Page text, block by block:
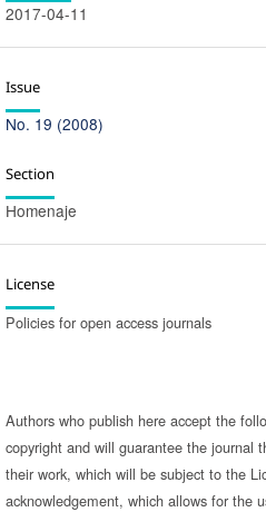
2017-04-11
Issue
No. 19 (2008)
Section
Homenaje
License
Policies for open access journals
Authors who publish here accept the
copyright and will guarantee the journal
their work, which will be subject to the
acknowledgement, which allows for the